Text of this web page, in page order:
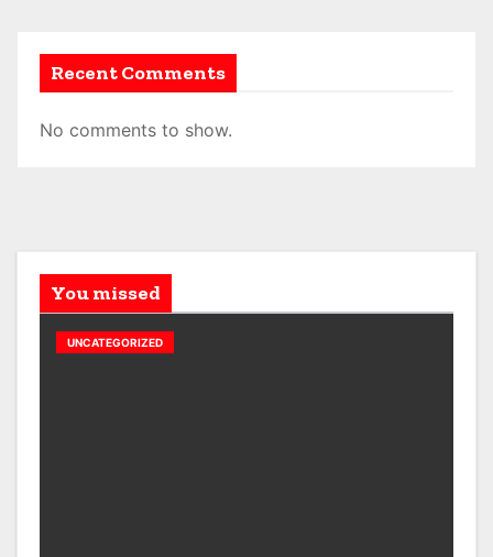
Recent Comments
No comments to show.
You missed
UNCATEGORIZED